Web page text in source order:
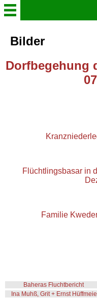
Willkommen
Aktuelles
Jugendfeuerwehr
Bilder
Dorfbegehung
Flüchtlingsbasar in
Familie
Baheras
Ina Muhß, Grit + Ernst